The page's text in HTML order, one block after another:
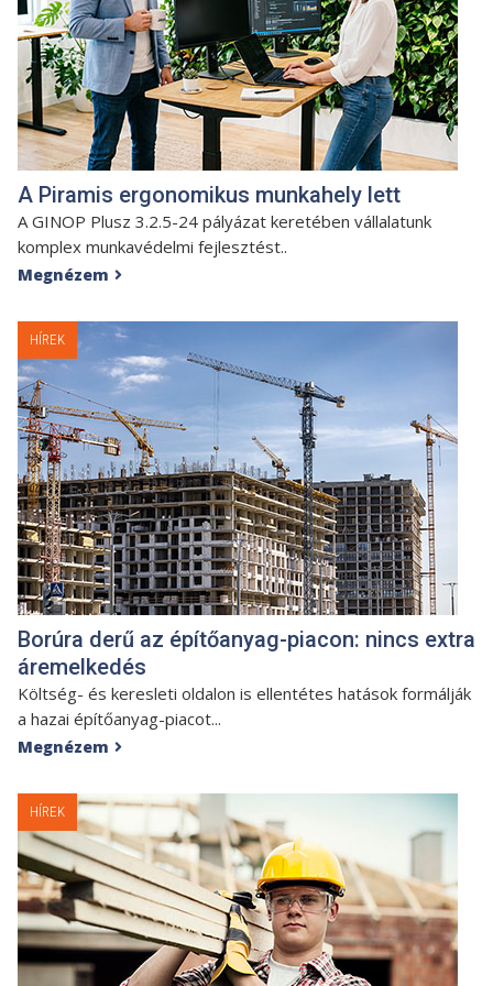
A Piramis ergonomikus munkahely lett
A GINOP Plusz 3.2.5-24 pályázat keretében vállalatunk
komplex munkavédelmi fejlesztést..
Megnézem 
HÍREK
Borúra derű az építőanyag-piacon: nincs extra
áremelkedés
Költség- és keresleti oldalon is ellentétes hatások formálják
a hazai építőanyag-piacot...
Megnézem 
HÍREK